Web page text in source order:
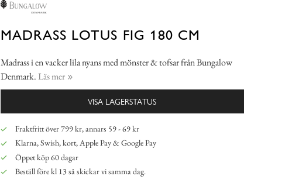
MADRASS LOTUS FIG 180 CM
Madrass i en vacker lila nyans med mönster & tofsar från Bungalow
Denmark. Läs mer
VISA LAGERSTATUS
Fraktfritt över 799 kr, annars 59 - 69 kr
Klarna, Swish, kort, Apple Pay & Google Pay
Öppet köp 60 dagar
Beställ före kl 13 så skickar vi samma dag.